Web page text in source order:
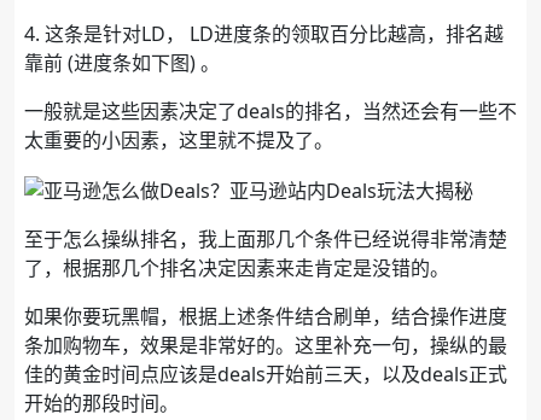
4. 这条是针对LD， LD进度条的领取百分比越高，排名越
靠前 (进度条如下图) 。
一般就是这些因素决定了deals的排名，当然还会有一些不
太重要的小因素，这里就不提及了。
至于怎么操纵排名，我上面那几个条件已经说得非常清楚
了，根据那几个排名决定因素来走肯定是没错的。
如果你要玩黑帽，根据上述条件结合刷单，结合操作进度
条加购物车，效果是非常好的。这里补充一句，操纵的最
佳的黄金时间点应该是deals开始前三天，以及deals正式
开始的那段时间。